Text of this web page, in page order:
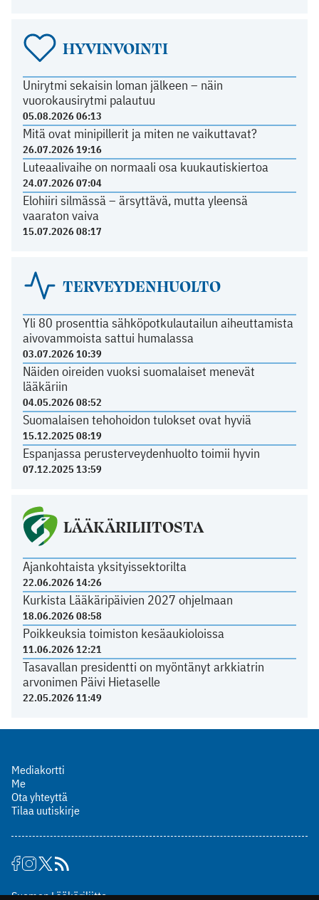
HYVINVOINTI
Unirytmi sekaisin loman jälkeen – näin
vuorokausirytmi palautuu
05.08.2026 06:13
Mitä ovat minipillerit ja miten ne vaikuttavat?
26.07.2026 19:16
Luteaalivaihe on normaali osa kuukautiskiertoa
24.07.2026 07:04
Elohiiri silmässä – ärsyttävä, mutta yleensä
vaaraton vaiva
15.07.2026 08:17
TERVEYDENHUOLTO
Yli 80 prosenttia sähköpotkulautailun aiheuttamista
aivovammoista sattui humalassa
03.07.2026 10:39
Näiden oireiden vuoksi suomalaiset menevät
lääkäriin
04.05.2026 08:52
Suomalaisen tehohoidon tulokset ovat hyviä
15.12.2025 08:19
Espanjassa perusterveydenhuolto toimii hyvin
07.12.2025 13:59
LÄÄKÄRILIITOSTA
Ajankohtaista yksityissektorilta
22.06.2026 14:26
Kurkista Lääkäripäivien 2027 ohjelmaan
18.06.2026 08:58
Poikkeuksia toimiston kesäaukioloissa
11.06.2026 12:21
Tasavallan presidentti on myöntänyt arkkiatrin
arvonimen Päivi Hietaselle
22.05.2026 11:49
Mediakortti
Me
Ota yhteyttä
Tilaa uutiskirje
Suomen Lääkäriliitto